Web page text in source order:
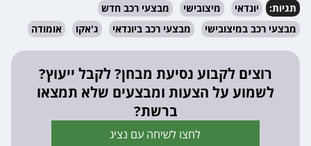
תגיות: יונדאי מיצובישי
מבצעי רכב חדש
מבצעי רכב במיצובישי
מבצעי רכב ביונדאי ג'אקו אומודה
רוצים לקבוע נסיעת מבחן? לקבל ייעוץ?
לשמוע על הצעות ומבצעים שלא תמצאו
ברשת?
לחצו לשיחה עם נציג